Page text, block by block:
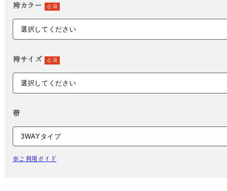
袴カラー 必須
袴サイズ 必須
帯
※ご利用ガイド